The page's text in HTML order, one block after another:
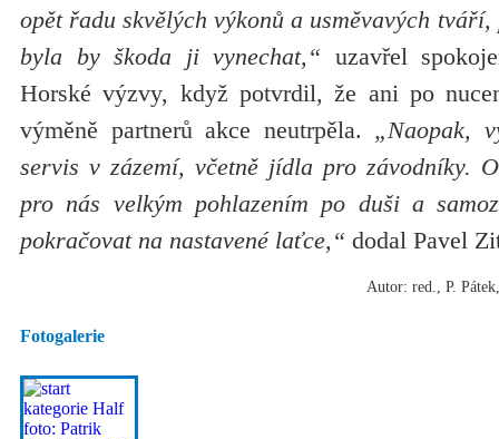
opět řadu skvělých výkonů a usměvavých
byla by škoda ji vynechat,“ uzavřel
Horské výzvy, když potvrdil, že ani po
výměně partnerů akce neutrpěla. „Naopak,
servis v zázemí, včetně jídla pro závodníky.
pro nás velkým pohlazením po duši a
pokračovat na nastavené laťce,“ dodal Pavel
Autor: red., P.
Fotogalerie